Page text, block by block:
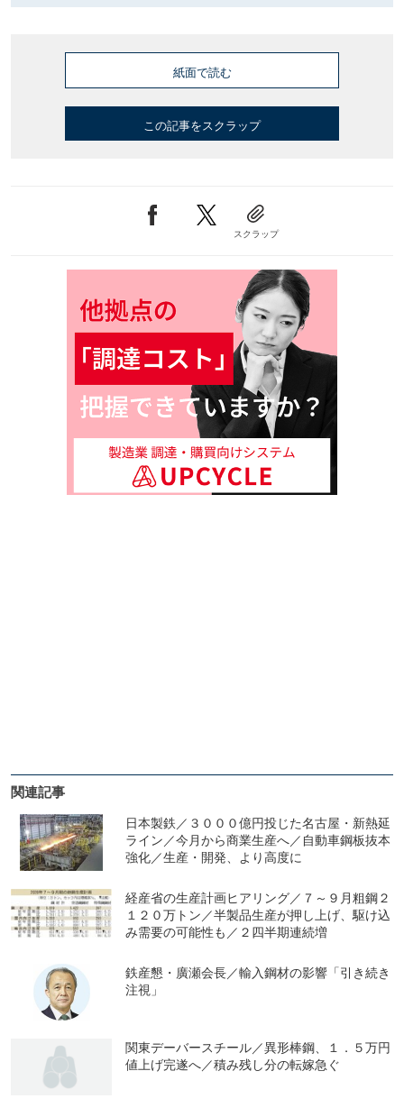
紙面で読む
この記事をスクラップ
スクラップ
関連記事
日本製鉄／３０００億円投じた名古屋・新熱延
ライン／今月から商業生産へ／自動車鋼板抜本
強化／生産・開発、より高度に
経産省の生産計画ヒアリング／７～９月粗鋼２
１２０万トン／半製品生産が押し上げ、駆け込
み需要の可能性も／２四半期連続増
鉄産懇・廣瀬会長／輸入鋼材の影響「引き続き
注視」
関東デーバースチール／異形棒鋼、１．５万円
値上げ完遂へ／積み残し分の転嫁急ぐ